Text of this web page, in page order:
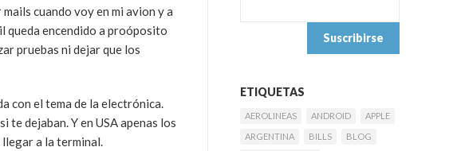
cuando voy en mi avion y a
queda encendido a proóposito
pruebas ni dejar que los
con el tema de la electrónica.
dejaban. Y en USA apenas los
a la terminal.
ETIQUETAS
AEROLINEAS ANDROID
APPLE
ARGENTINA
BILLS
BLOG